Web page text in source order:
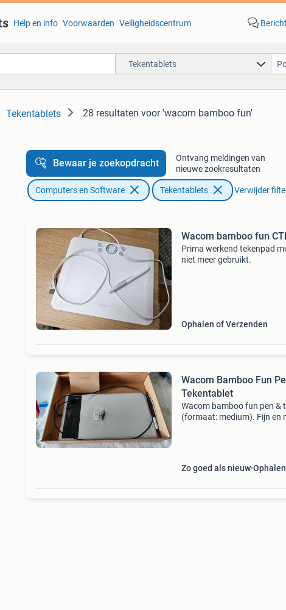
Help en info Voorwaarden Veiligheidscentrum
Tekentablets
Tekentablets 28 resultaten voor 'wacom bamboo fun'
Bewaar je zoekopdracht
Ontvang meldingen van
nieuwe zoekresultaten
Computers en Software Tekentablets Verwijder
Wacom bamboo fun
Prima werkend tekenpad
niet meer gebruikt.
Ophalen of Verzenden
Wacom Bamboo Fun
Tekentablet
Wacom bamboo fun pen &
(formaat: medium). Fijn en
Zo goed als nieuw